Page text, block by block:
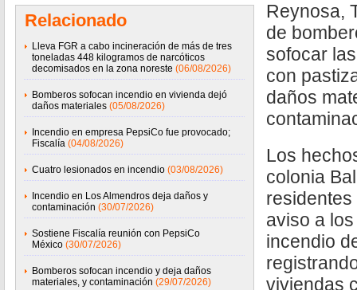
Relacionado
Lleva FGR a cabo incineración de más de tres
toneladas 448 kilogramos de narcóticos
decomisados en la zona noreste (06/08/2026)
Bomberos sofocan incendio en vivienda dejó
daños materiales (05/08/2026)
Incendio en empresa PepsiCo fue provocado;
Fiscalía (04/08/2026)
Cuatro lesionados en incendio (03/08/2026)
Incendio en Los Almendros deja daños y
contaminación (30/07/2026)
Sostiene Fiscalía reunión con PepsiCo
México (30/07/2026)
Bomberos sofocan incendio y deja daños
materiales, y contaminación (29/07/2026)
Reynosa,
de
sofocar
con
daños
Los
colonia
aviso a
incendio
viviendas